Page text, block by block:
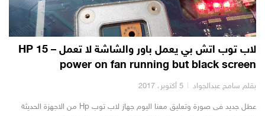
لاب توب اتش بي يعمل باور والشاشة لا تعمل – HP 15
power on fan running but black screen
بقلم سامح عبدالجواد 5 أكتوبر، 2017
عطل جديد فى صورة وتعليق معنا اليوم جهاز لاب توب Hp من الاجهزة الحديثة